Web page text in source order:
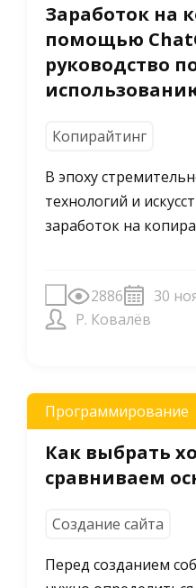
Заработок на
помощью
руководство
Копирайтинг
В эпоху
технологий и
заработок на
2886
30
Р. Ковалёв
Программирование
Как выбрать
сравниваем
Создание сайта
Перед созданием